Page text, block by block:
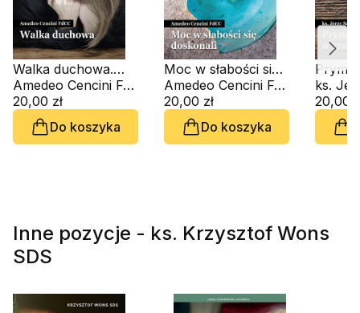
Walka duchowa.
Zeszyt Formacji
Duchowej nr 106
Amedeo Cencini FdCC
20,00 zł
Do koszyka
Moc w słabości się
doskonali. Zeszyt
Formacji Duchowej
nr 99
Amedeo Cencini FdCC
20,00 zł
Do koszyka
Zeszyt
ks.
20,00
Inne pozycje - ks. Krzysztof Wons
SDS